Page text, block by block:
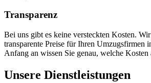
Transparenz
Bei uns gibt es keine versteckten Kosten.
transparente Preise für Ihren Umzugsfirmen
Anfang an wissen Sie genau, welche Kosten
Unsere Dienstleistungen